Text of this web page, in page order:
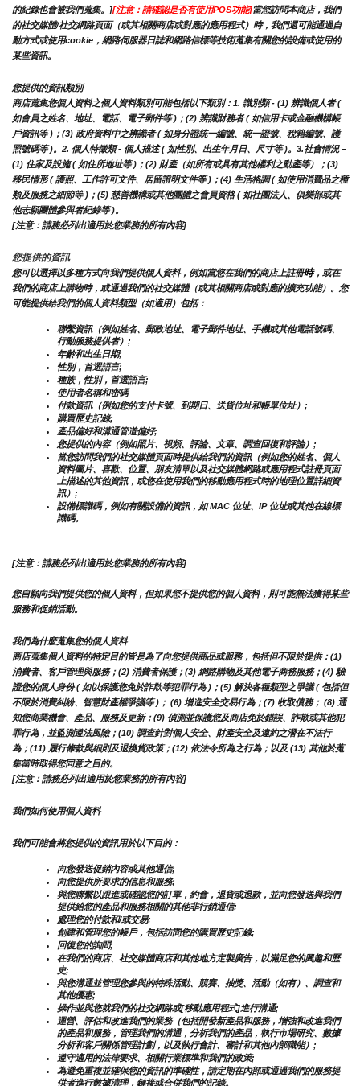
的紀錄也會被我們蒐集。][注意：請確認是否有使用POS功能]當您訪問本商店，我們
的社交媒體/社交網路頁面（或其相關商店或對應的應用程式）時，我們還可能通過自
動方式或使用cookie，網路伺服器日誌和網路信標等技術蒐集有關您的設備或使用的
某些資訊。
您提供的資訊類別
商店蒐集您個人資料之個人資料類別可能包括以下類別：1. 識別類 - (1) 辨識個人者 (
如會員之姓名、地址、電話、電子郵件等 )；(2) 辨識財務者 ( 如信用卡或金融機構帳
戶資訊等 )；(3) 政府資料中之辨識者 ( 如身分證統一編號、統一證號、稅籍編號、護
照號碼等 )。2. 個人特徵類 - 個人描述 ( 如性別、出生年月日、尺寸等 )。3.社會情況 –
(1) 住家及設施 ( 如住所地址等 )；(2) 財產（如所有或具有其他權利之動產等）；(3)
移民情形 ( 護照、工作許可文件、居留證明文件等 )；(4) 生活格調 ( 如使用消費品之種
類及服務之細節等 )；(5) 慈善機構或其他團體之會員資格 ( 如社團法人、俱樂部或其
他志願團體參與者紀錄等 )。
[注意：請務必列出適用於您業務的所有內容]
您提供的資訊
您可以選擇以多種方式向我們提供個人資料，例如當您在我們的商店上註冊時，或在
我們的商店上購物時，或通過我們的社交媒體（或其相關商店或對應的擴充功能）。您
可能提供給我們的個人資料類型（如適用）包括：
聯繫資訊（例如姓名、郵政地址、電子郵件地址、手機或其他電話號碼、
行動服務提供者）;
年齡和出生日期;
性別，首選語言;
種族，性別，首選語言;
使用者名稱和密碼
付款資訊（例如您的支付卡號、到期日、送貨位址和帳單位址）;
購買歷史記錄;
產品偏好和溝通管道偏好;
您提供的內容（例如照片、視頻、評論、文章、調查回復和評論）;
當您訪問我們的社交媒體頁面時提供給我們的資訊（例如您的姓名、個人
資料圖片、喜歡、位置、朋友清單以及社交媒體網路或應用程式註冊頁面
上描述的其他資訊，或您在使用我們的移動應用程式時的地理位置詳細資
訊）;
設備標識碼，例如有關設備的資訊，如 MAC 位址、IP 位址或其他在線標
識碼。
[注意：請務必列出適用於您業務的所有內容]
您自願向我們提供您的個人資料，但如果您不提供您的個人資料，則可能無法獲得某些
服務和促銷活動。
我們為什麼蒐集您的個人資料
商店蒐集個人資料的特定目的皆是為了向您提供商品或服務，包括但不限於提供：(1)
消費者、客戶管理與服務；(2) 消費者保護；(3) 網路購物及其他電子商務服務；(4) 驗
證您的個人身份 ( 如以保護您免於詐欺等犯罪行為 )；(5) 解決各種類型之爭議 ( 包括但
不限於消費糾紛、智慧財產權爭議等 )； (6) 增進安全交易行為；(7) 收取債務； (8) 通
知您商業機會、產品、服務及更新；(9) 偵測並保護您及商店免於錯誤、詐欺或其他犯
罪行為，並監測遵法風險；(10) 調查針對個人安全、財產安全及違約之潛在不法行
為；(11) 履行條款與細則及退換貨政策；(12) 依法令所為之行為；以及 (13) 其他於蒐
集當時取得您同意之目的。
[注意：請務必列出適用於您業務的所有內容]
我們如何使用個人資料
我們可能會將您提供的資訊用於以下目的：
向您發送促銷內容或其他通信;
向您提供所要求的信息和服務;
與您聯繫以跟進或確認您的訂單，約會，退貨或退款，並向您發送與我們
提供給您的產品和服務相關的其他非行銷通信;
處理您的付款和/或交易;
創建和管理您的帳戶，包括訪問您的購買歷史記錄;
回復您的詢問;
在我們的商店、社交媒體商店和其他地方定製廣告，以滿足您的興趣和歷
史;
與您溝通並管理您參與的特殊活動、競賽、抽獎、活動（如有）、調查和
其他優惠;
操作並與您就我們的社交網路或[移動應用程式]進行溝通;
運營、評估和改進我們的業務（包括開發新產品和服務，增強和改進我們
的產品和服務，管理我們的溝通，分析我們的產品，執行市場研究、數據
分析和客戶關係管理計劃，以及執行會計、審計和其他內部職能）;
遵守適用的法律要求、相關行業標準和我們的政策;
為避免重複並確保您的資訊的準確性，請定期在內部或通過我們的服務提
供者進行數據清理，鏈接或合併我們的記錄。